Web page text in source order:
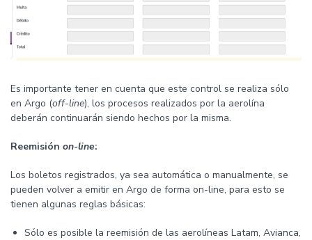
Es importante tener en cuenta que este control se realiza sólo
en Argo (off-line), los procesos realizados por la aerolína
deberán continuarán siendo hechos por la misma.
Reemisión on-line:
Los boletos registrados, ya sea automática o manualmente, se
pueden volver a emitir en Argo de forma on-line, para esto se
tienen algunas reglas básicas:
Sólo es posible la reemisión de las aerolíneas Latam, Avianca,